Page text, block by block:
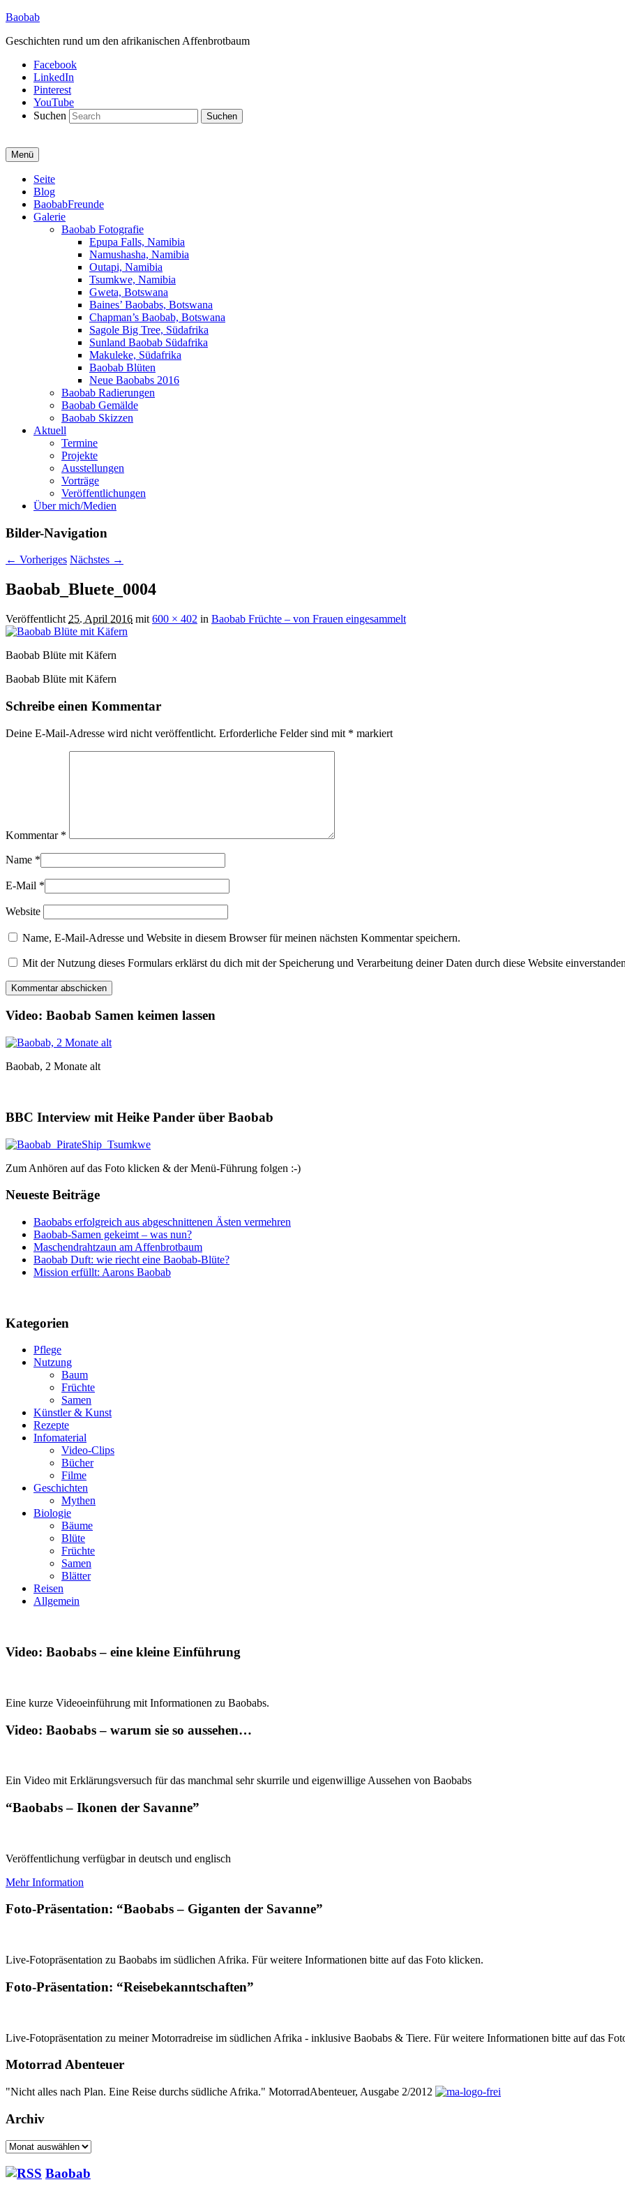
Baobab
Geschichten rund um den afrikanischen Affenbrotbaum
Facebook
LinkedIn
Pinterest
YouTube
Suchen
Menü
Primäres
Menü
Seite
Blog
BaobabFreunde
Galerie
Baobab Fotografie
Epupa Falls, Namibia
Namushasha, Namibia
Outapi, Namibia
Tsumkwe, Namibia
Gweta, Botswana
Baines’ Baobabs, Botswana
Chapman’s Baobab, Botswana
Sagole Big Tree, Südafrika
Sunland Baobab Südafrika
Makuleke, Südafrika
Baobab Blüten
Neue Baobabs 2016
Baobab Radierungen
Baobab Gemälde
Baobab Skizzen
Aktuell
Termine
Projekte
Ausstellungen
Vorträge
Veröffentlichungen
Über mich/Medien
Bilder-Navigation
← Vorheriges Nächstes →
Baobab_Bluete_0004
Veröffentlicht 25. April 2016 mit 600 × 402 in Baobab Früchte – von Frauen eingesammelt
Baobab Blüte mit Käfern
Baobab Blüte mit Käfern
Schreibe einen Kommentar
Deine E-Mail-Adresse wird nicht veröffentlicht. Erforderliche Felder sind mit * markiert
Kommentar *
Name *
E-Mail *
Website
Name, E-Mail-Adresse und Website in diesem Browser für meinen nächsten Kommentar speichern.
Mit der Nutzung dieses Formulars erklärst du dich mit der Speicherung und Verarbeitung deiner Daten durch diese Website
Video: Baobab Samen keimen lassen
Baobab, 2 Monate alt
BBC Interview mit Heike Pander über Baobab
Zum Anhören auf das Foto klicken & der Menü-Führung folgen :-)
Neueste Beiträge
Baobabs erfolgreich aus abgeschnittenen Ästen vermehren
Baobab-Samen gekeimt – was nun?
Maschendrahtzaun am Affenbrotbaum
Baobab Duft: wie riecht eine Baobab-Blüte?
Mission erfüllt: Aarons Baobab
Kategorien
Pflege
Nutzung
Baum
Früchte
Samen
Künstler & Kunst
Rezepte
Infomaterial
Video-Clips
Bücher
Filme
Geschichten
Mythen
Biologie
Bäume
Blüte
Früchte
Samen
Blätter
Reisen
Allgemein
Video: Baobabs – eine kleine Einführung
Eine kurze Videoeinführung mit Informationen zu Baobabs.
Video: Baobabs – warum sie so aussehen…
Ein Video mit Erklärungsversuch für das manchmal sehr skurrile und eigenwillige Aussehen von Baobabs
“Baobabs – Ikonen der Savanne”
Veröffentlichung verfügbar in deutsch und englisch
Mehr Information
Foto-Präsentation: “Baobabs – Giganten der Savanne”
Live-Fotopräsentation zu Baobabs im südlichen Afrika. Für weitere Informationen bitte auf das Foto klicken.
Foto-Präsentation: “Reisebekanntschaften”
Live-Fotopräsentation zu meiner Motorradreise im südlichen Afrika - inklusive Baobabs & Tiere. Für weitere Informationen bitte auf das
Motorrad Abenteuer
"Nicht alles nach Plan. Eine Reise durchs südliche Afrika." MotorradAbenteuer, Ausgabe 2/2012
Archiv
Archiv
Baobab